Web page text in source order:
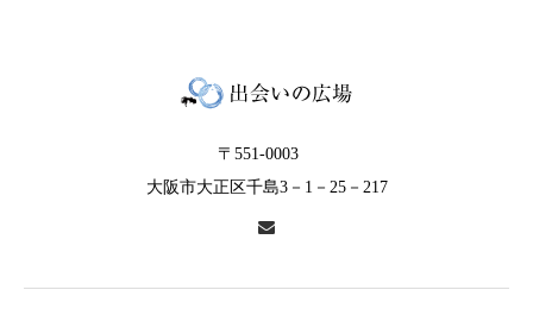
〒551-0003
大阪市大正区千島3－1－25－217